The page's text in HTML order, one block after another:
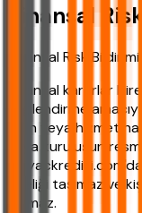
Finansal
Finansal Risk Bildirimi
Finansal kararlar
bilgilendirme
ürün veya hizmet
veya kuruluşun
niteliği taşımaz ve
olamaz.